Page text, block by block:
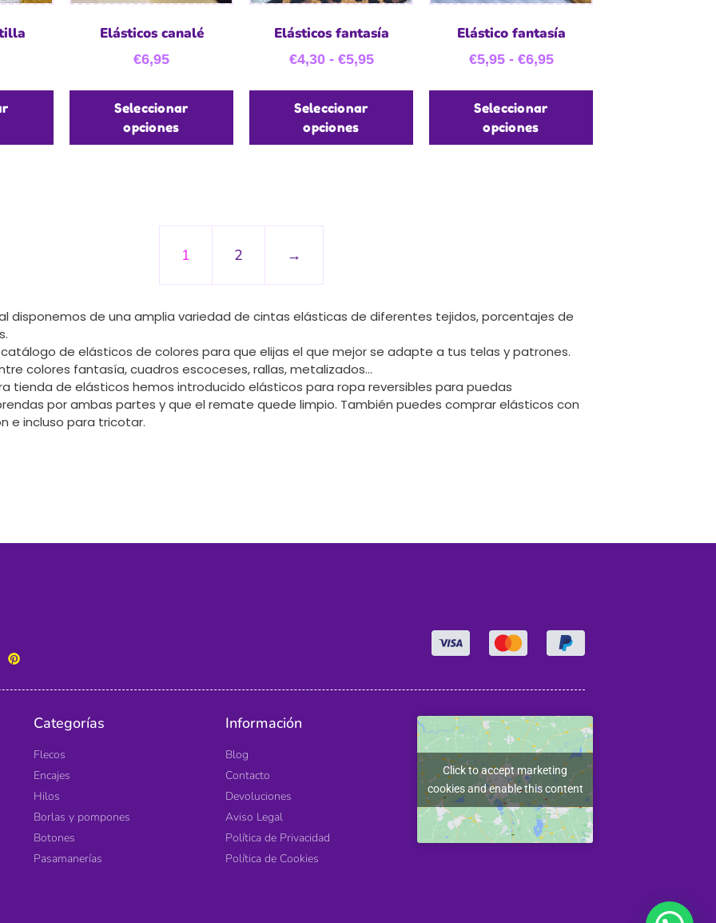
Elásticos canalé
€6,95
Seleccionar
opciones
Elásticos fantasía
€4,30 - €5,95
Seleccionar
opciones
Elástico fantasía
€5,95 - €6,95
Seleccionar
opciones
1 2 →
disponemos de una amplia variedad de cintas elásticas de diferentes tejidos, porcentajes de
de elásticos de colores para que elijas el que mejor se adapte a tus telas y patrones.
colores fantasía, cuadros escoceses, rallas, metalizados…
tienda de elásticos hemos introducido elásticos para ropa reversibles para puedas
por ambas partes y que el remate quede limpio. También puedes comprar elásticos con
e incluso para tricotar.
Categorías
Flecos
Encajes
Hilos
Borlas y pompones
Botones
Pasamanerías
Información
Blog
Contacto
Devoluciones
Aviso Legal
Política de Privacidad
Política de Cookies
Click to accept marketing
cookies and enable this content